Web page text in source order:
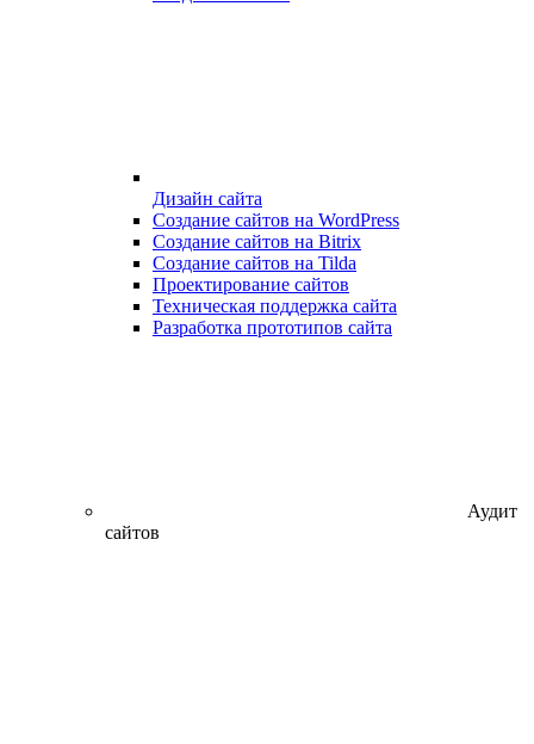
Дизайн сайта
Создание сайтов на WordPress
Создание сайтов на Bitrix
Создание сайтов на Tilda
Проектирование сайтов
Техническая поддержка сайта
Разработка прототипов сайта
Аудит
сайтов